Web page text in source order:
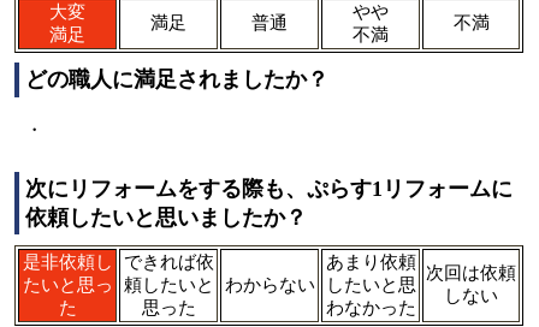
大変
満足
満足 普通
やや
不満
不満
どの職人に満足されましたか？
・
次にリフォームをする際も、ぷらす1リフォームに
依頼したいと思いましたか？
是非依頼し
たいと思っ
た
できれば依
頼したいと
思った
わからない
あまり依頼
したいと思
わなかった
次回は依頼
しない